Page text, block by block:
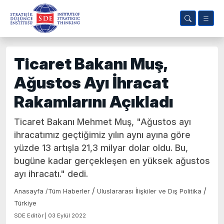
Ticaret Bakanı Muş,
Ağustos Ayı İhracat
Rakamlarını Açıkladı
Ticaret Bakanı Mehmet Muş, "Ağustos ayı
ihracatımız geçtiğimiz yılın aynı ayına göre
yüzde 13 artışla 21,3 milyar dolar oldu. Bu,
bugüne kadar gerçekleşen en yüksek ağustos
ayı ihracatı." dedi.
Anasayfa /Tüm Haberler / Uluslararası İlişkiler ve Dış Politika /
Türkiye
SDE Editör | 03 Eylül 2022